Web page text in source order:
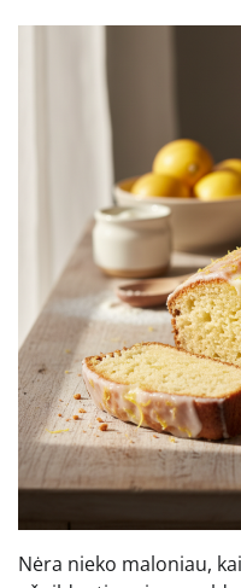
Nėra nieko maloniau,